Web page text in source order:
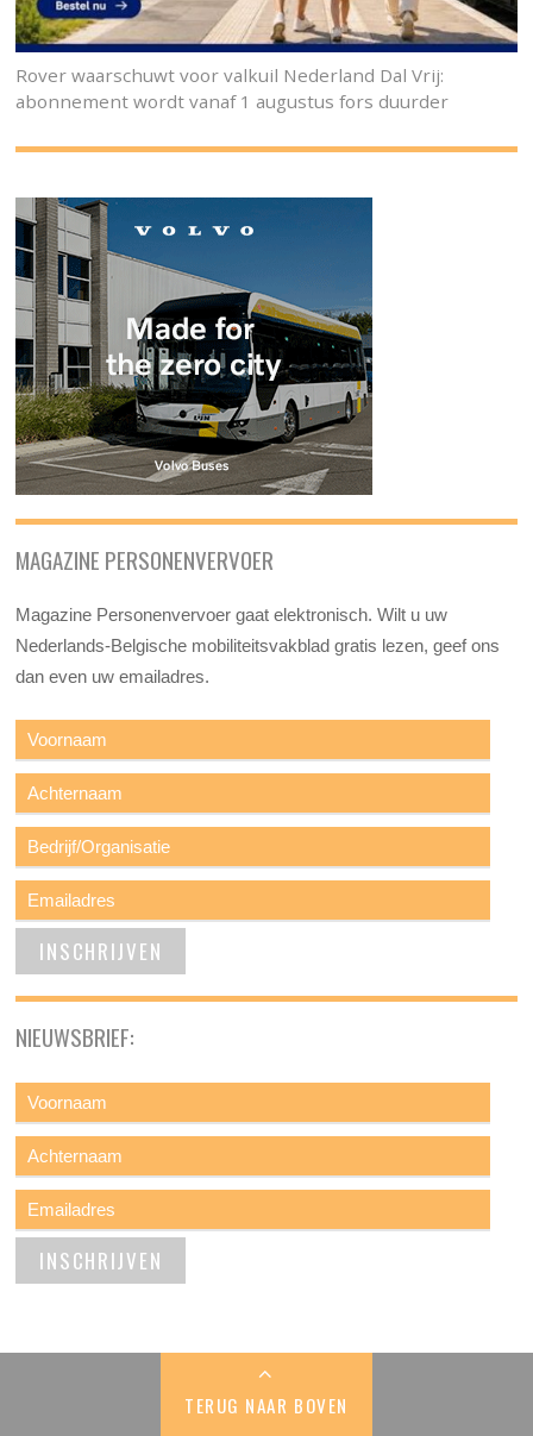
Rover waarschuwt voor valkuil Nederland Dal Vrij:
abonnement wordt vanaf 1 augustus fors duurder
MAGAZINE PERSONENVERVOER
Magazine Personenvervoer gaat elektronisch. Wilt u uw
Nederlands-Belgische mobiliteitsvakblad gratis lezen, geef ons
dan even uw emailadres.
NIEUWSBRIEF:
TERUG NAAR BOVEN